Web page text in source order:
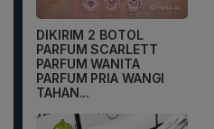
DIKIRIM 2 BOTOL
PARFUM SCARLETT
PARFUM WANITA
PARFUM PRIA WANGI
TAHAN...